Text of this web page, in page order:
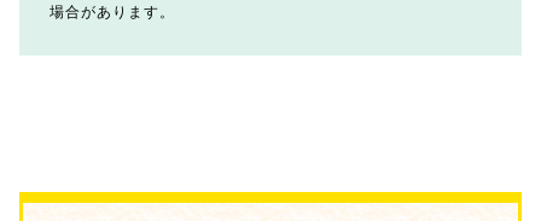
場合があります。